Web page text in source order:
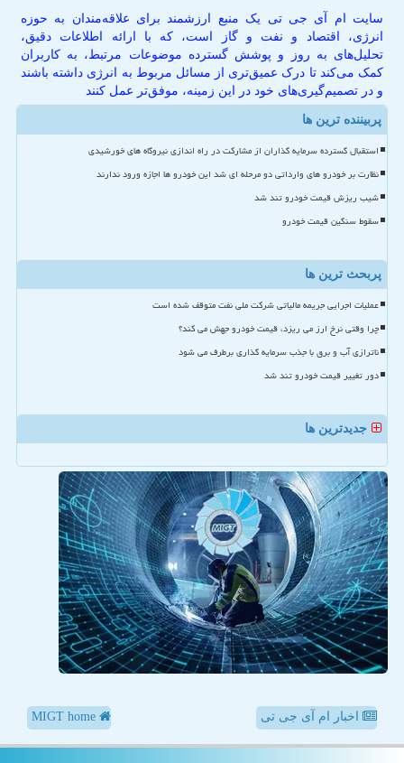
سایت ام آی جی تی یک منبع ارزشمند برای علاقه‌مندان به حوزه
انرژی، اقتصاد و نفت و گاز است، که با ارائه اطلاعات دقیق،
تحلیل‌های به روز و پوشش گسترده موضوعات مرتبط، به کاربران
کمک می‌کند تا درک عمیق‌تری از مسائل مربوط به انرژی داشته باشند
و در تصمیم‌گیری‌های خود در این زمینه، موفق‌تر عمل کنند
پربیننده ترین ها
استقبال گسترده سرمایه گذاران از مشارکت در راه اندازی نیروگاه های خورشیدی
نظارت بر خودرو های وارداتی دو مرحله ای شد این خودرو ها اجازه ورود ندارند
شیب ریزش قیمت خودرو تند شد
سقوط سنگین قیمت خودرو
پربحث ترین ها
عملیات اجرایی جریمه مالیاتی شرکت ملی نفت متوقف شده است
چرا وقتی نرخ ارز می ریزد، قیمت خودرو جهش می کند؟
ناترازی آب و برق با جذب سرمایه گذاری برطرف می شود
دور تغییر قیمت خودرو تند شد
جدیدترین ها
اخبار ام آی جی تی